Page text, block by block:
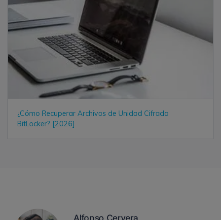
¿Cómo Recuperar Archivos de Unidad Cifrada
BitLocker? [2026]